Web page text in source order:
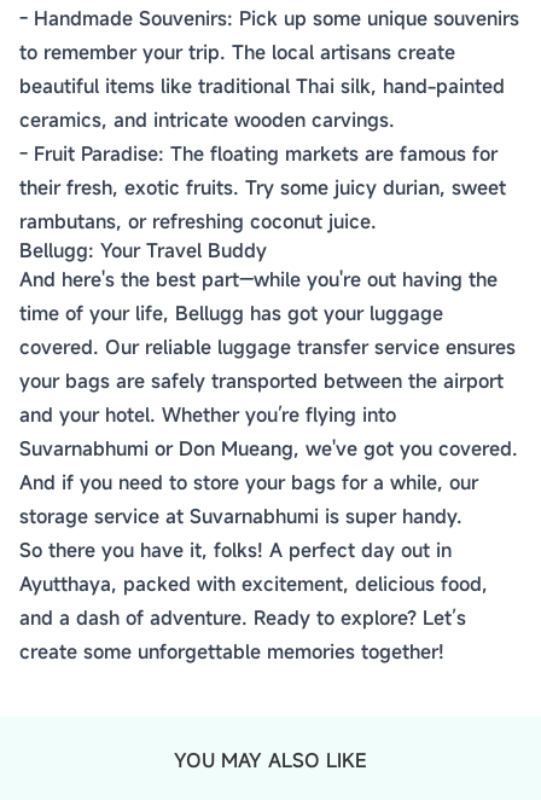
- Handmade Souvenirs: Pick up some unique souvenirs
to remember your trip. The local artisans create
beautiful items like traditional Thai silk, hand-painted
ceramics, and intricate wooden carvings.
- Fruit Paradise: The floating markets are famous for
their fresh, exotic fruits. Try some juicy durian, sweet
rambutans, or refreshing coconut juice.
Bellugg: Your Travel Buddy
And here's the best part—while you're out having the
time of your life, Bellugg has got your luggage
covered. Our reliable luggage transfer service ensures
your bags are safely transported between the airport
and your hotel. Whether you’re flying into
Suvarnabhumi or Don Mueang, we've got you covered.
And if you need to store your bags for a while, our
storage service at Suvarnabhumi is super handy.
So there you have it, folks! A perfect day out in
Ayutthaya, packed with excitement, delicious food,
and a dash of adventure. Ready to explore? Let’s
create some unforgettable memories together!
YOU MAY ALSO LIKE